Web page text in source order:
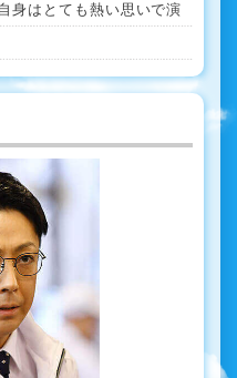
身はとても熱い思いで演